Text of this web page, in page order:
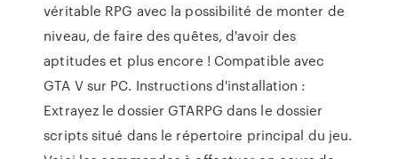
véritable RPG avec la possibilité de monter de
niveau, de faire des quêtes, d'avoir des
aptitudes et plus encore ! Compatible avec
GTA V sur PC. Instructions d'installation :
Extrayez le dossier GTARPG dans le dossier
scripts situé dans le répertoire principal du jeu.